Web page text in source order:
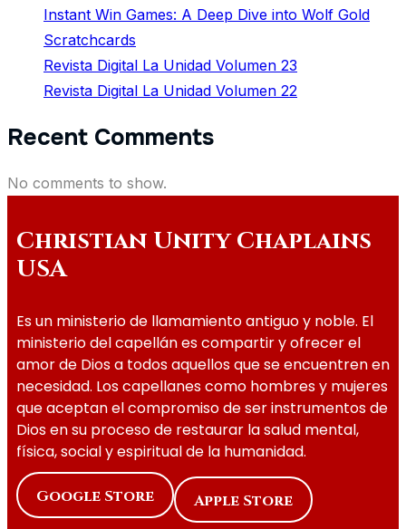
Instant Win Games: A Deep Dive into Wolf Gold
Scratchcards
Revista Digital La Unidad Volumen 23
Revista Digital La Unidad Volumen 22
Recent Comments
No comments to show.
Christian Unity Chaplains
USA
Es un ministerio de llamamiento antiguo y noble. El
ministerio del capellán es compartir y ofrecer el
amor de Dios a todos aquellos que se encuentren en
necesidad. Los capellanes como hombres y mujeres
que aceptan el compromiso de ser instrumentos de
Dios en su proceso de restaurar la salud mental,
física, social y espiritual de la humanidad.
Google Store Apple Store